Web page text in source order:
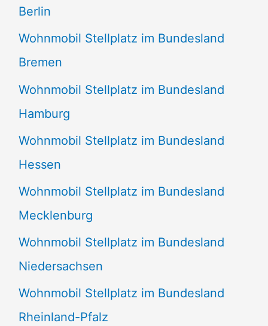
Berlin
Wohnmobil Stellplatz im Bundesland
Bremen
Wohnmobil Stellplatz im Bundesland
Hamburg
Wohnmobil Stellplatz im Bundesland
Hessen
Wohnmobil Stellplatz im Bundesland
Mecklenburg
Wohnmobil Stellplatz im Bundesland
Niedersachsen
Wohnmobil Stellplatz im Bundesland
Rheinland-Pfalz